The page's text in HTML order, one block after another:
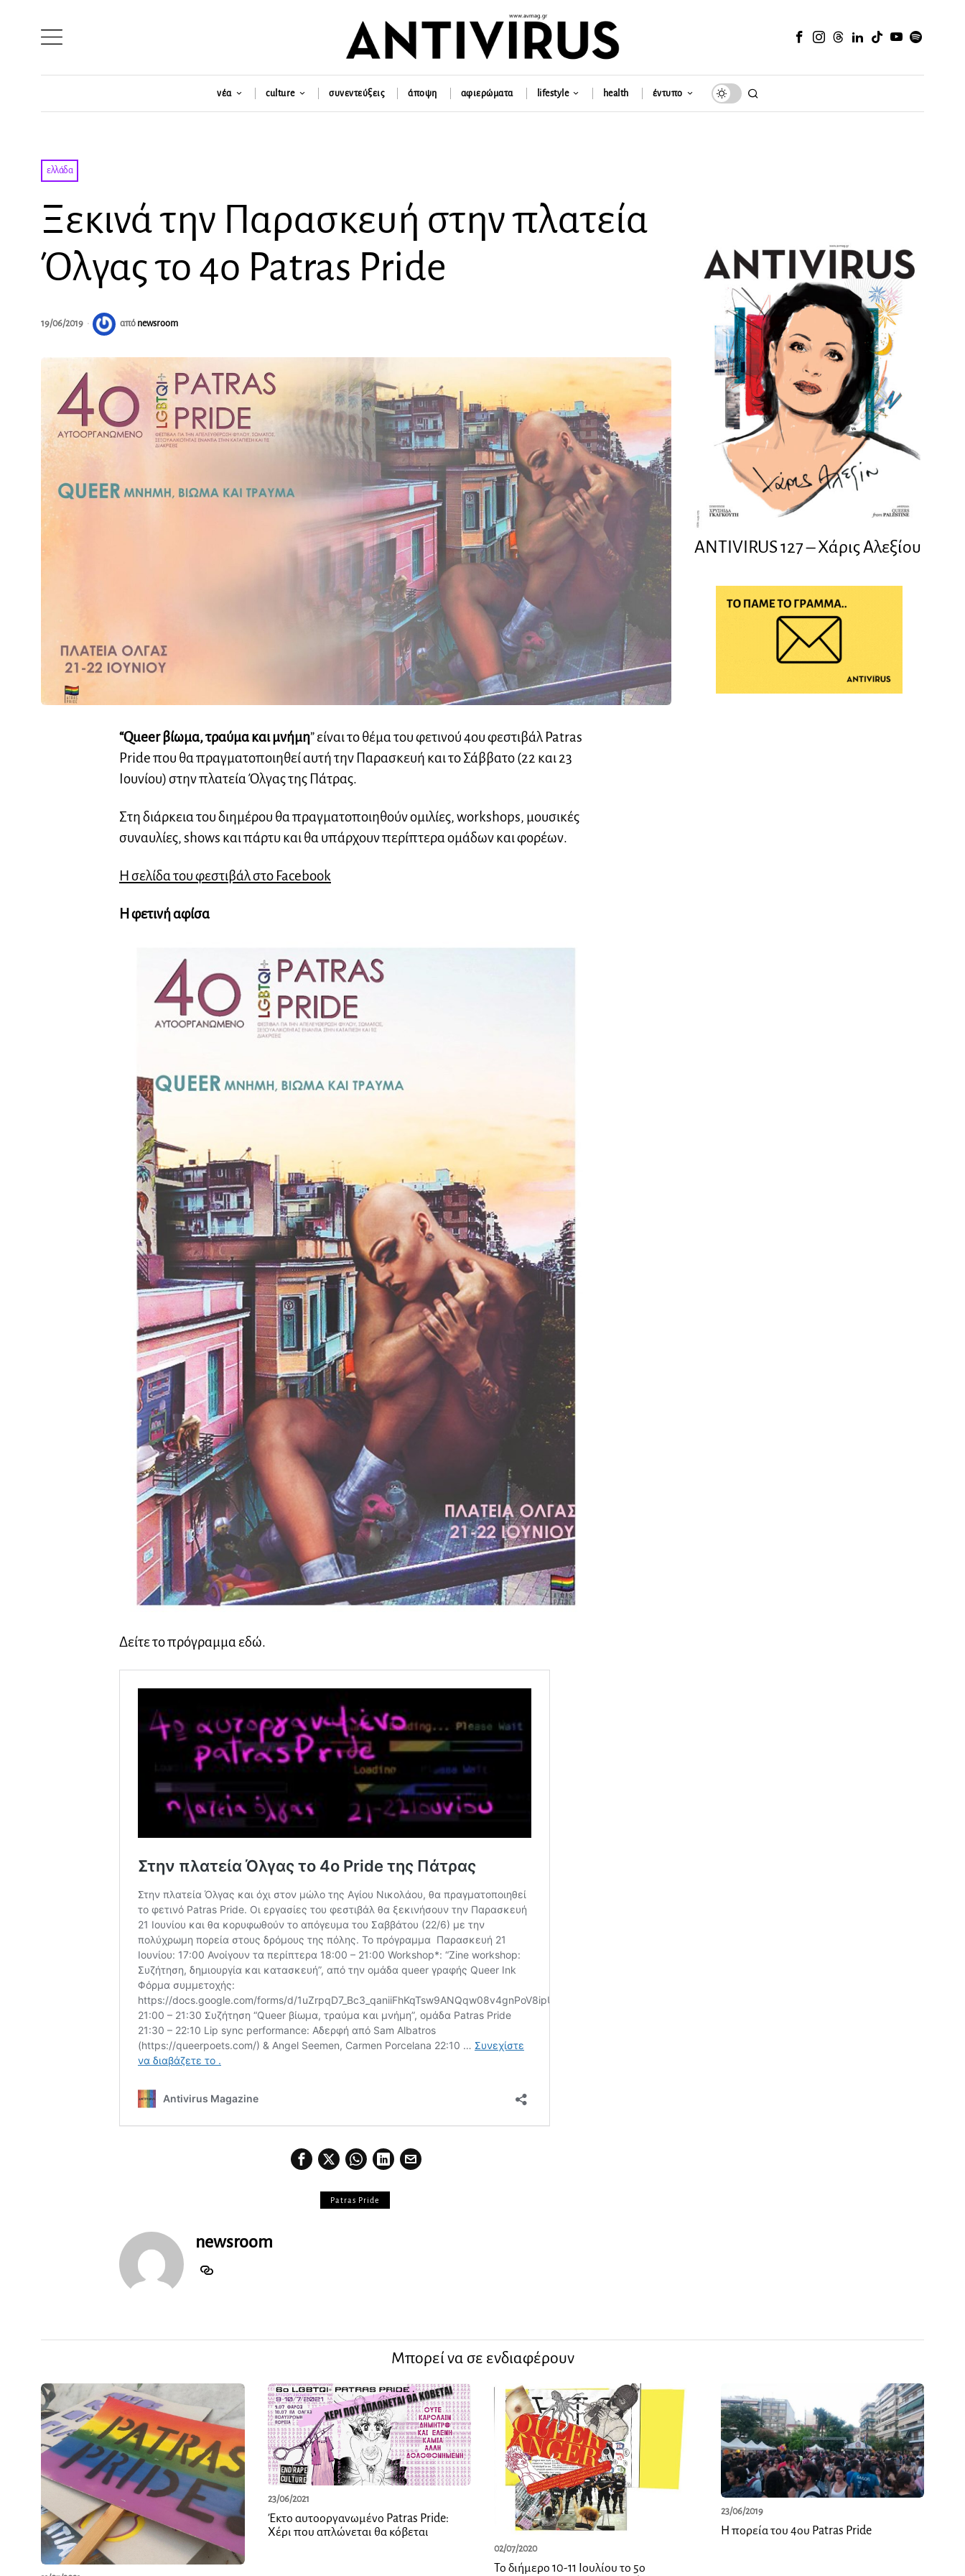
νέα culture συνεντεύξεις άποψη αφιερώματα lifestyle health έντυπο
ελλάδα
Ξεκινά την Παρασκευή στην πλατεία
Όλγας το 4ο Patras Pride
19/06/2019 από newsroom
“Queer βίωμα, τραύμα και μνήμη” είναι το θέμα του φετινού 4ου φεστιβάλ Patras
Pride που θα πραγματοποιηθεί αυτή την Παρασκευή και το Σάββατο (22 και 23
Ιουνίου) στην πλατεία Όλγας της Πάτρας.
Στη διάρκεια του διημέρου θα πραγματοποιηθούν ομιλίες, workshops, μουσικές
συναυλίες, shows και πάρτυ και θα υπάρχουν περίπτερα ομάδων και φορέων.
H σελίδα του φεστιβάλ στο Facebook
Η φετινή αφίσα
Δείτε το πρόγραμμα εδώ.
Patras Pride
newsroom
ANTIVIRUS 127 – Xάρις Αλεξίου
Μπορεί να σε ενδιαφέρουν
23/06/2021
Έκτο αυτοοργανωμένο Patras Pride:
Χέρι που απλώνεται θα κόβεται
02/07/2020
Το διήμερο 10-11 Ιουλίου το 5ο
23/06/2019
H πορεία του 4ου Patras Pride